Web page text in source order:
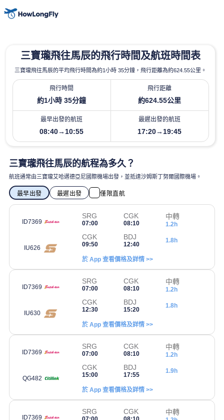
三寶瓏飛往馬辰的飛行時間及航班時間表
三寶瓏飛往馬辰的平均飛行時間為約1小時 35分鐘，飛行距離為約624.55公里。
飛行時間
約1小時 35分鐘
飛行距離
約624.55公里
最早出發的航班
08:40→10:55
最遲出發的航班
17:20→19:45
三寶瓏飛往馬辰的航程為多久？
航班通常由三寶瓏艾哈邁德亞尼國際機場出發，並抵達沙姆斯丁努爾國際機場。
最早出發 最遲出發 僅限直航
ID7369
SRG
07:00
CGK
08:10
中轉
1.2h
IU626
CGK
09:50
BDJ
12:40
1.8h
於 App 查看價格及詳情 >>
ID7369
SRG
07:00
CGK
08:10
中轉
1.2h
IU630
CGK
12:30
BDJ
15:20
1.8h
於 App 查看價格及詳情 >>
ID7369
SRG
07:00
CGK
08:10
中轉
1.2h
QG482
CGK
15:00
BDJ
17:55
1.9h
於 App 查看價格及詳情 >>
ID7369
SRG CGK 中轉